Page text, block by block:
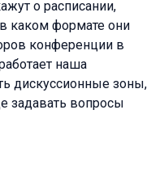
о расписании,
каком формате они
конференции в
наша
дискуссионные зоны,
задавать вопросы